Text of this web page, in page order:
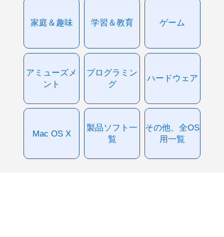
家庭＆趣味 学習＆教育 ゲーム
アミューズメ
ント
プログラミン
グ
ハードウェア
Mac OS X
製品ソフト一
覧
その他、全OS
用一覧